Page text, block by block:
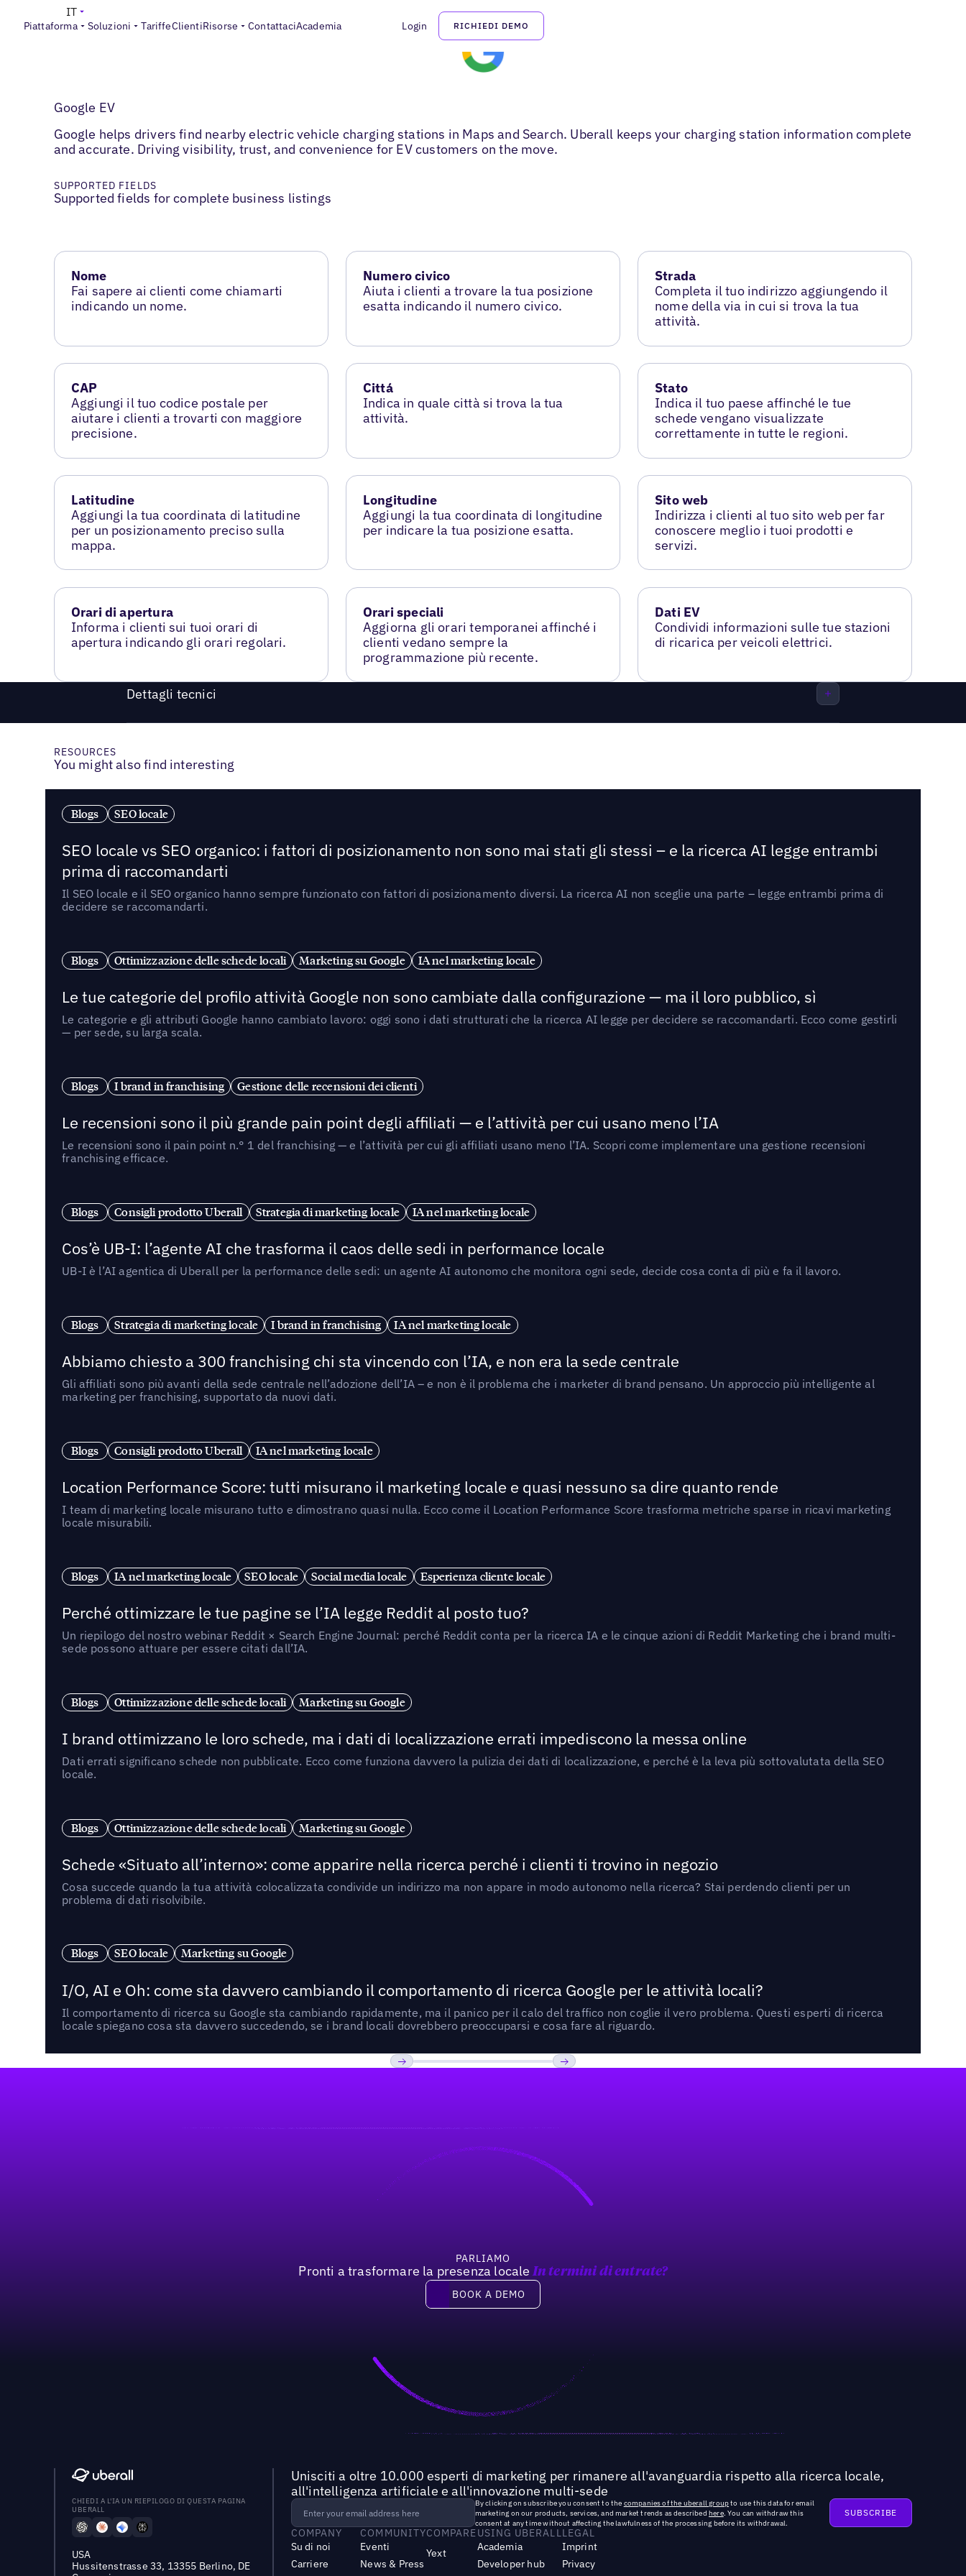
Piattaforma Soluzioni TariffeClientiRisorse ContattaciAcademia Login RICHIEDI DEMO
IT
Google EV
Google helps drivers find nearby electric vehicle charging stations in Maps and Search. Uberall keeps your charging station information complete
and accurate. Driving visibility, trust, and convenience for EV customers on the move.
SUPPORTED FIELDS
Supported fields for complete business listings
Nome
Fai sapere ai clienti come chiamarti
indicando un nome.
Numero civico
Aiuta i clienti a trovare la tua posizione
esatta indicando il numero civico.
Strada
Completa il tuo indirizzo aggiungendo il
nome della via in cui si trova la tua
attività.
CAP
Aggiungi il tuo codice postale per
aiutare i clienti a trovarti con maggiore
precisione.
Cittá
Indica in quale città si trova la tua
attività.
Stato
Indica il tuo paese affinché le tue
schede vengano visualizzate
correttamente in tutte le regioni.
Latitudine
Aggiungi la tua coordinata di latitudine
per un posizionamento preciso sulla
mappa.
Longitudine
Aggiungi la tua coordinata di longitudine
per indicare la tua posizione esatta.
Sito web
Indirizza i clienti al tuo sito web per far
conoscere meglio i tuoi prodotti e
servizi.
Orari di apertura
Informa i clienti sui tuoi orari di
apertura indicando gli orari regolari.
Orari speciali
Aggiorna gli orari temporanei affinché i
clienti vedano sempre la
programmazione più recente.
Dati EV
Condividi informazioni sulle tue stazioni
di ricarica per veicoli elettrici.
Dettagli tecnici
RESOURCES
You might also find interesting
Blogs SEO locale
SEO locale vs SEO organico: i fattori di posizionamento non sono mai stati gli stessi – e la ricerca AI legge entrambi
prima di raccomandarti
Il SEO locale e il SEO organico hanno sempre funzionato con fattori di posizionamento diversi. La ricerca AI non sceglie una parte – legge entrambi prima di
decidere se raccomandarti.
Blogs Ottimizzazione delle schede locali Marketing su Google IA nel marketing locale
Le tue categorie del profilo attività Google non sono cambiate dalla configurazione — ma il loro pubblico, sì
Le categorie e gli attributi Google hanno cambiato lavoro: oggi sono i dati strutturati che la ricerca AI legge per decidere se raccomandarti. Ecco come gestirli
— per sede, su larga scala.
Blogs I brand in franchising Gestione delle recensioni dei clienti
Le recensioni sono il più grande pain point degli affiliati — e l’attività per cui usano meno l’IA
Le recensioni sono il pain point n.° 1 del franchising — e l’attività per cui gli affiliati usano meno l’IA. Scopri come implementare una gestione recensioni
franchising efficace.
Blogs Consigli prodotto Uberall Strategia di marketing locale IA nel marketing locale
Cos’è UB-I: l’agente AI che trasforma il caos delle sedi in performance locale
UB-I è l’AI agentica di Uberall per la performance delle sedi: un agente AI autonomo che monitora ogni sede, decide cosa conta di più e fa il lavoro.
Blogs Strategia di marketing locale I brand in franchising IA nel marketing locale
Abbiamo chiesto a 300 franchising chi sta vincendo con l’IA, e non era la sede centrale
Gli affiliati sono più avanti della sede centrale nell’adozione dell’IA – e non è il problema che i marketer di brand pensano. Un approccio più intelligente al
marketing per franchising, supportato da nuovi dati.
Blogs Consigli prodotto Uberall IA nel marketing locale
Location Performance Score: tutti misurano il marketing locale e quasi nessuno sa dire quanto rende
I team di marketing locale misurano tutto e dimostrano quasi nulla. Ecco come il Location Performance Score trasforma metriche sparse in ricavi marketing
locale misurabili.
Blogs IA nel marketing locale SEO locale Social media locale Esperienza cliente locale
Perché ottimizzare le tue pagine se l’IA legge Reddit al posto tuo?
Un riepilogo del nostro webinar Reddit × Search Engine Journal: perché Reddit conta per la ricerca IA e le cinque azioni di Reddit Marketing che i brand multi-
sede possono attuare per essere citati dall’IA.
Blogs Ottimizzazione delle schede locali Marketing su Google
I brand ottimizzano le loro schede, ma i dati di localizzazione errati impediscono la messa online
Dati errati significano schede non pubblicate. Ecco come funziona davvero la pulizia dei dati di localizzazione, e perché è la leva più sottovalutata della SEO
locale.
Blogs Ottimizzazione delle schede locali Marketing su Google
Schede «Situato all’interno»: come apparire nella ricerca perché i clienti ti trovino in negozio
Cosa succede quando la tua attività colocalizzata condivide un indirizzo ma non appare in modo autonomo nella ricerca? Stai perdendo clienti per un
problema di dati risolvibile.
Blogs SEO locale Marketing su Google
I/O, AI e Oh: come sta davvero cambiando il comportamento di ricerca Google per le attività locali?
Il comportamento di ricerca su Google sta cambiando rapidamente, ma il panico per il calo del traffico non coglie il vero problema. Questi esperti di ricerca
locale spiegano cosa sta davvero succedendo, se i brand locali dovrebbero preoccuparsi e cosa fare al riguardo.
PARLIAMO
Pronti a trasformare la presenza locale In termini di entrate?
Book a demo
BOOK A DEMO
CHIEDI A L'IA UN RIEPILOGO DI QUESTA PAGINA
UBERALL
USA
Hussitenstrasse 33, 13355 Berlino, DE
Unisciti a oltre 10.000 esperti di marketing per rimanere all'avanguardia rispetto alla ricerca locale,
all'intelligenza artificiale e all'innovazione multi-sede
By clicking on subscribe you consent to the companies of the uberall groupto use this data for email
marketing on our products, services, and market trends as described here. You can withdraw this
consent at any time without affecting the lawfulness of the processing before its withdrawal.
COMPANY
Su di noi
Carriere
COMMUNITY
Eventi
News & Press
COMPARE
Yext
USING UBERALL
Academia
Developer hub
LEGAL
Imprint
Privacy